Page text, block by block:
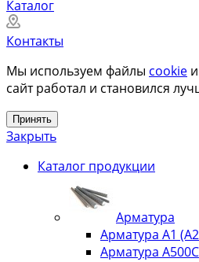
Каталог
Контакты
Мы используем файлы cookie
сайт работал и становился
Принять
Закрыть
Каталог продукции
Арматура
Арматура А1
Арматура А500С